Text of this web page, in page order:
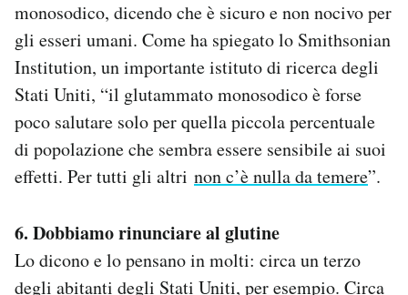
monosodico, dicendo che è sicuro e non nocivo per
gli esseri umani. Come ha spiegato lo Smithsonian
Institution, un importante istituto di ricerca degli
Stati Uniti, “il glutammato monosodico è forse
poco salutare solo per quella piccola percentuale
di popolazione che sembra essere sensibile ai suoi
effetti. Per tutti gli altri non c’è nulla da temere”.
6. Dobbiamo rinunciare al glutine
Lo dicono e lo pensano in molti: circa un terzo
degli abitanti degli Stati Uniti, per esempio. Circa